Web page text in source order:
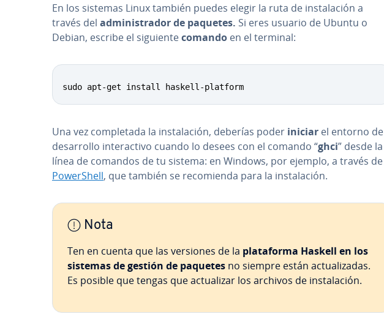
En los sistemas Linux también puedes elegir la ruta de in­s­ta­la­ción a
través del ad­mi­ni­s­tra­dor de paquetes. Si eres usuario de Ubuntu o
Debian, escribe el siguientecomando en el terminal:
sudo apt-get install haskell-platform
Una vez co­m­ple­ta­da la in­s­ta­la­ción, deberías poder iniciar el entorno de
de­sa­rro­llo in­ter­ac­ti­vo cuando lo desees con el comando “ghci” desde la
línea de comandos de tu sistema: en Windows, por ejemplo, a través de
Po­we­r­She­ll, que también se re­co­mie­n­da para la in­s­ta­la­ción.
Nota
Ten en cuenta que las versiones de la pla­ta­fo­r­ma Haskell en los
sistemas de gestión de paquetes no siempre están ac­tua­li­za­das.
Es posible que tengas que ac­tua­li­zar los archivos de in­s­ta­la­ción.